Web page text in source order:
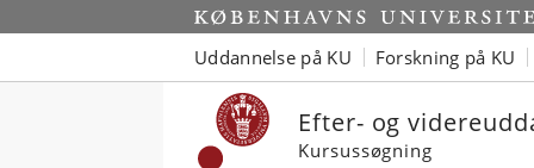
Start
Uddannelse på KU Forskning på KU
Efter- og
Kursussøgning